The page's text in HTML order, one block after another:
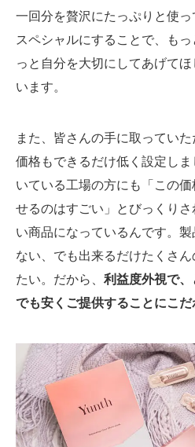
一回分を贅沢にたっぷりと使
スペシャルにすることで、も
っと自分を大切にしてあげて
います。
また、皆さんの手に取ってい
価格もできるだけ低く設定し
いている工場の方にも「この
せるのはすごい」とびっくり
い商品になっているんです。製
ない、でも出来るだけたくさ
たい。だから、 利益度外視で
でも安くご提供することにこ